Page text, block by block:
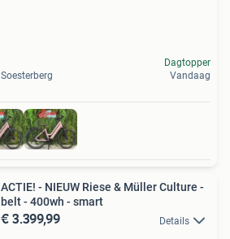
Soesterberg
Dagtopper
Vandaag
ACTIE! - NIEUW Riese & Müller Culture -
belt - 400wh - smart
€ 3.399,99 Details